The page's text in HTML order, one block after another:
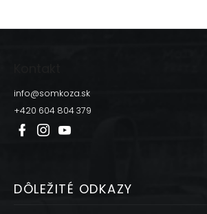
info@somkoza.sk
+420 604 804 379
DÔLEŽITÉ ODKAZY